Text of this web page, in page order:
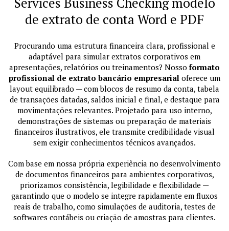
de extrato de conta Word e PDF
Procurando uma estrutura financeira clara, profissional e
adaptável para simular extratos corporativos em
apresentações, relatórios ou treinamentos? Nosso formato
profissional de extrato bancário empresarial oferece um
layout equilibrado — com blocos de resumo da conta, tabela
de transações datadas, saldos inicial e final, e destaque para
movimentações relevantes. Projetado para uso interno,
demonstrações de sistemas ou preparação de materiais
financeiros ilustrativos, ele transmite credibilidade visual
sem exigir conhecimentos técnicos avançados.
Com base em nossa própria experiência no desenvolvimento
de documentos financeiros para ambientes corporativos,
priorizamos consistência, legibilidade e flexibilidade —
garantindo que o modelo se integre rapidamente em fluxos
reais de trabalho, como simulações de auditoria, testes de
softwares contábeis ou criação de amostras para clientes.